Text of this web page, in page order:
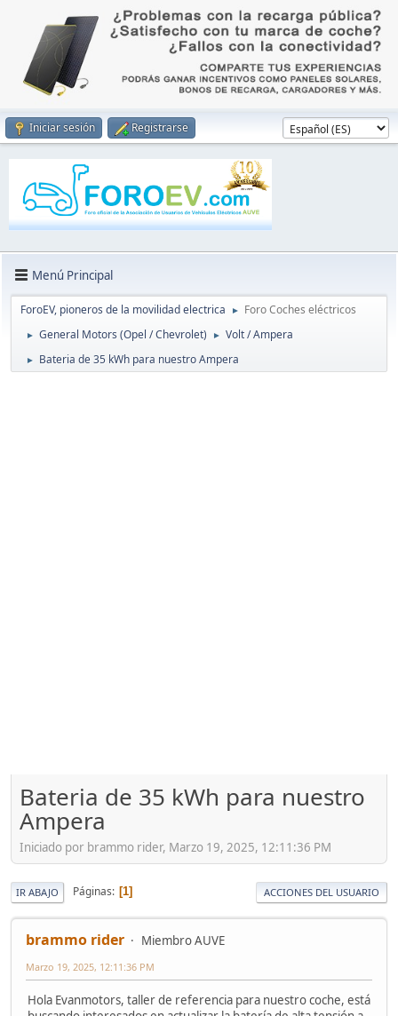
Iniciar sesión Registrarse
Menú Principal
ForoEV, pioneros de la movilidad electrica ► Foro Coches eléctricos
► General Motors (Opel / Chevrolet) ► Volt / Ampera
► Bateria de 35 kWh para nuestro Ampera
Bateria de 35 kWh para nuestro
Ampera
Iniciado por brammo rider, Marzo 19, 2025, 12:11:36 PM
IR ABAJO Páginas 1 ACCIONES DEL USUARIO
brammo rider Miembro AUVE
Marzo 19, 2025, 12:11:36 PM
Hola Evanmotors, taller de referencia para nuestro coche, está